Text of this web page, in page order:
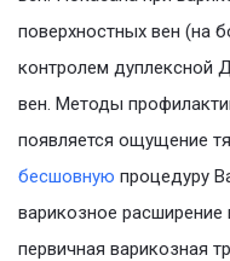
поверхностных вен (на
контролем дуплексной
вен. Методы
появляется ощущение
бесшовную процедуру
варикозное расширение
первичная варикозная